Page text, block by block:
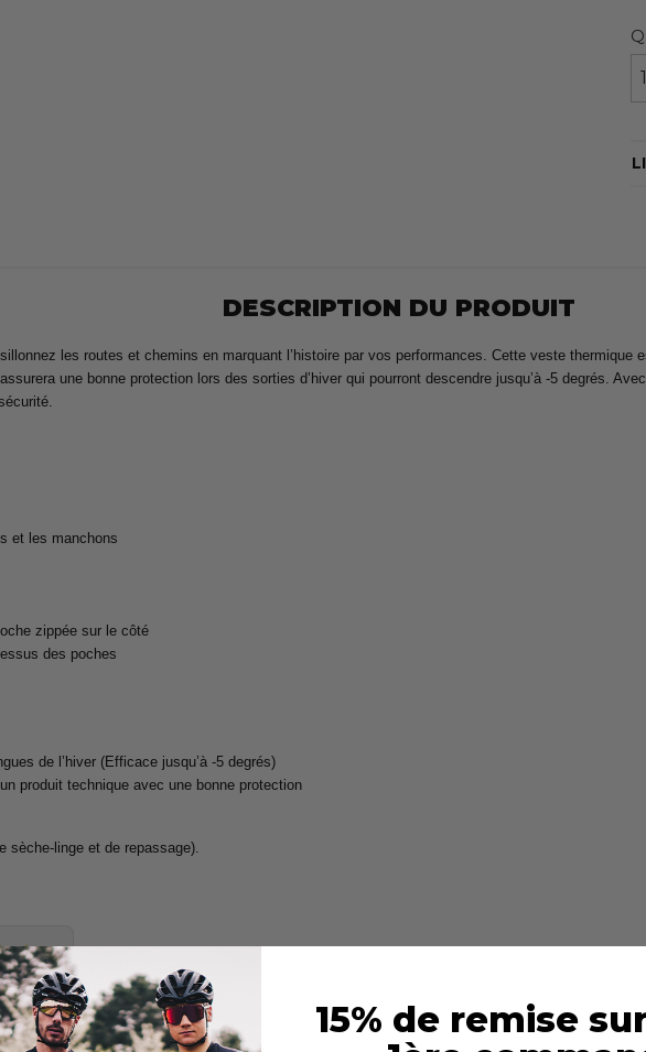
DESCRIPTION DU PRODUIT
les routes et chemins en marquant l’histoire par vos performances. Cette veste thermique
une bonne protection lors des sorties d’hiver qui pourront descendre jusqu’à -5 degrés.
et les manchons
zippée sur le côté
des poches
de l’hiver (Efficace jusqu’à -5 degrés)
produit technique avec une bonne protection
sèche-linge et de repassage).
15% de remise